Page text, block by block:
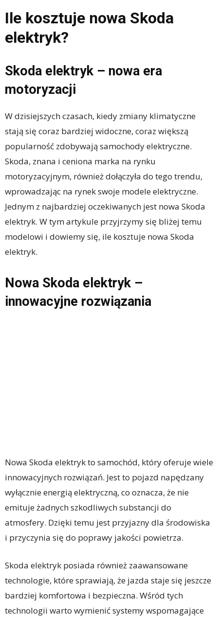
Ile kosztuje nowa Skoda
elektryk?
Skoda elektryk – nowa era
motoryzacji
W dzisiejszych czasach, kiedy zmiany klimatyczne
stają się coraz bardziej widoczne, coraz większą
popularność zdobywają samochody elektryczne.
Skoda, znana i ceniona marka na rynku
motoryzacyjnym, również dołączyła do tego trendu,
wprowadzając na rynek swoje modele elektryczne.
Jednym z najbardziej oczekiwanych jest nowa Skoda
elektryk. W tym artykule przyjrzymy się bliżej temu
modelowi i dowiemy się, ile kosztuje nowa Skoda
elektryk.
Nowa Skoda elektryk –
innowacyjne rozwiązania
Nowa Skoda elektryk to samochód, który oferuje wiele
innowacyjnych rozwiązań. Jest to pojazd napędzany
wyłącznie energią elektryczną, co oznacza, że nie
emituje żadnych szkodliwych substancji do
atmosfery. Dzięki temu jest przyjazny dla środowiska
i przyczynia się do poprawy jakości powietrza.
Skoda elektryk posiada również zaawansowane
technologie, które sprawiają, że jazda staje się jeszcze
bardziej komfortowa i bezpieczna. Wśród tych
technologii warto wymienić systemy wspomagające